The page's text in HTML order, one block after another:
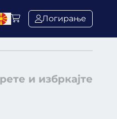
Логирање
и избркајте